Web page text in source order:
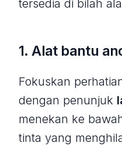
tersedia di bilah
1. Alat bantu
Fokuskan
dengan penunjuk
menekan ke
tinta yang